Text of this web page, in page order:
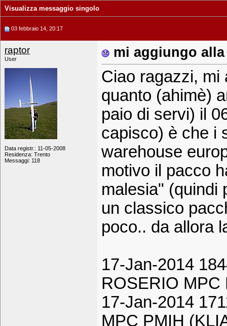
Visualizza messaggio singolo
03 febbraio 14, 20:17
raptor
User
Data registr.: 11-05-2008
Residenza: Trento
Messaggi: 118
mi aggiungo
Ciao ragazzi, mi
quanto (ahimè)
paio di servi) il
capisco) è che i
warehouse
motivo il pacco
malesia" (quindi
un classico
poco.. da allora
17-Jan-2014
ROSERIO MPC
17-Jan-2014
MPC PMIH